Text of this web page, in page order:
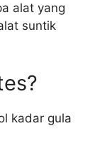
alat yang
suntik
kadar gula